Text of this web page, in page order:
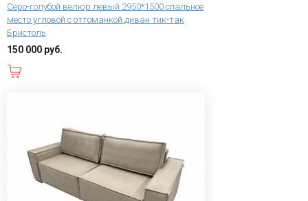
Серо-голубой велюр левый 2950*1500 спальное
место угловой с оттоманкой диван тик-так
Бристоль
150 000 руб.